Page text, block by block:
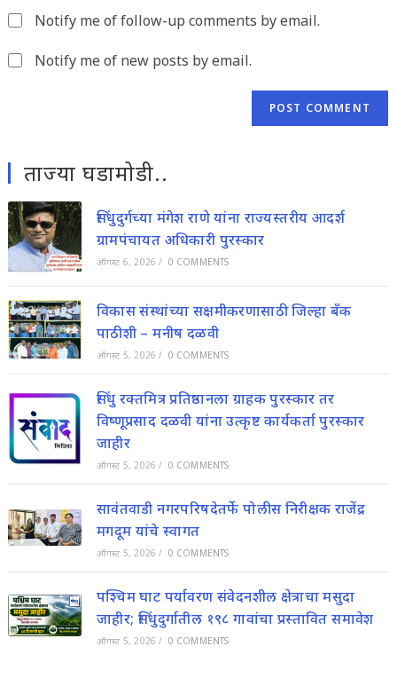
comment
URL
Notify me of follow-up comments by email.
Notify me of new posts by email.
ताज्या घडामोडी..
सिंधुदुर्गच्या मंगेश राणे यांना राज्यस्तरीय आदर्श
ग्रामपंचायत अधिकारी पुरस्कार
ऑगस्ट 6, 2026 / 0 COMMENTS
विकास संस्थांच्या सक्षमीकरणासाठी जिल्हा बॅंक
पाठीशी – मनीष दळवी
ऑगस्ट 5, 2026 / 0 COMMENTS
सिंधु रक्तमित्र प्रतिष्ठानला ग्राहक पुरस्कार तर
विष्णूप्रसाद दळवी यांना उत्कृष्ट कार्यकर्ता पुरस्कार
जाहीर
ऑगस्ट 5, 2026 / 0 COMMENTS
सावंतवाडी नगरपरिषदेतर्फे पोलीस निरीक्षक राजेंद्र
मगदूम यांचे स्वागत
ऑगस्ट 5, 2026 / 0 COMMENTS
पश्चिम घाट पर्यावरण संवेदनशील क्षेत्राचा मसुदा
जाहीर; सिंधुदुर्गातील १९८ गावांचा प्रस्तावित समावेश
ऑगस्ट 5, 2026 / 0 COMMENTS